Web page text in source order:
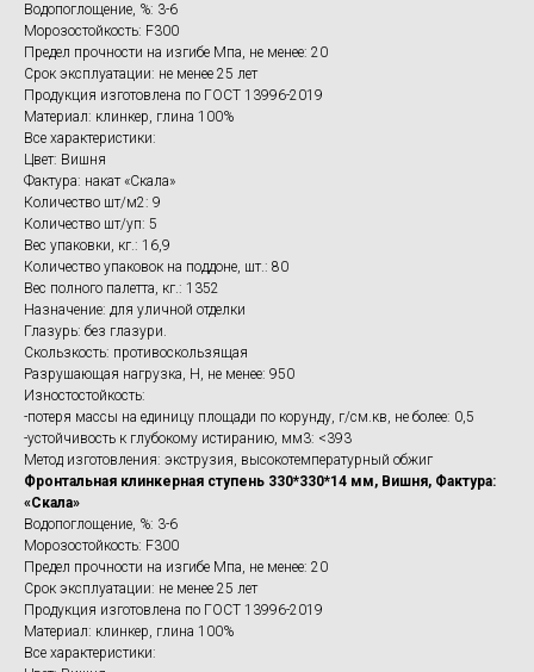
Водопоглощение, %: 3-6
Морозостойкость: F300
Предел прочности на изгибе Мпа, не менее: 20
Срок эксплуатации: не менее 25 лет
Продукция изготовлена по ГОСТ 13996-2019
Материал: клинкер, глина 100%
Все характеристики:
Цвет: Вишня
Фактура: накат «Скала»
Количество шт/м2: 9
Количество шт/уп: 5
Вес упаковки, кг.: 16,9
Количество упаковок на поддоне, шт.: 80
Вес полного палетта, кг.: 1352
Назначение: для уличной отделки
Глазурь: без глазури.
Скользкость: противоскользящая
Разрушающая нагрузка, Н, не менее: 950
Изностостойкость:
-потеря массы на единицу площади по корунду, г/см.кв, не более: 0,5
-устойчивость к глубокому истиранию, мм3: <393
Метод изготовления: экструзия, высокотемпературный обжиг
Фронтальная клинкерная ступень 330*330*14 мм, Вишня, Фактура:
«Скала»
Водопоглощение, %: 3-6
Морозостойкость: F300
Предел прочности на изгибе Мпа, не менее: 20
Срок эксплуатации: не менее 25 лет
Продукция изготовлена по ГОСТ 13996-2019
Материал: клинкер, глина 100%
Все характеристики: